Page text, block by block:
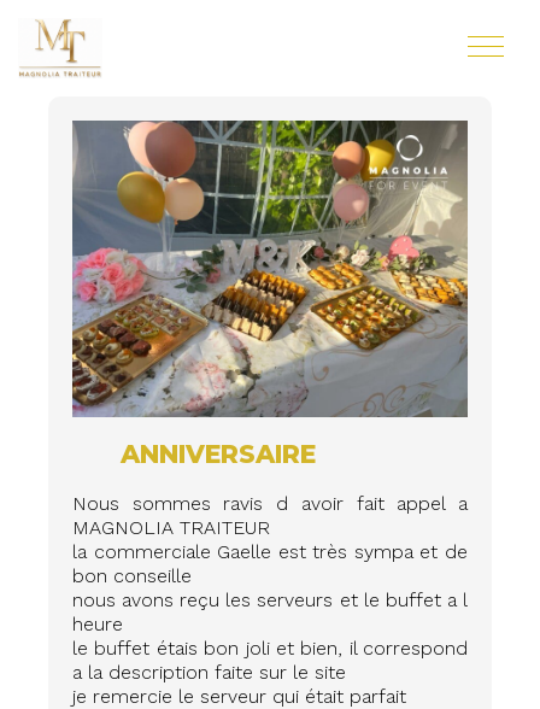
ANNIVERSAIRE
Nous sommes ravis d avoir fait appel a
MAGNOLIA TRAITEUR
la commerciale Gaelle est très sympa et de
bon conseille
nous avons reçu les serveurs et le buffet a l
heure
le buffet étais bon joli et bien, il correspond
a la description faite sur le site
je remercie le serveur qui était parfait